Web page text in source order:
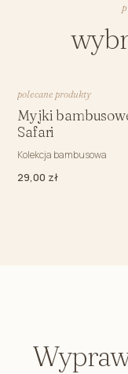
polecane produkty
Myjki
Safari
Kolekcja bambusowa
29,00 zł